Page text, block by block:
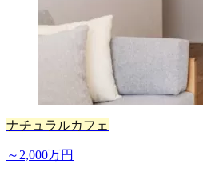
ナチュラルカフェ
～2,000万円